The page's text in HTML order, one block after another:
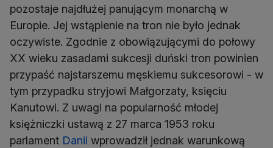
pozostaje najdłużej panującym monarchą w
Europie. Jej wstąpienie na tron nie było jednak
oczywiste. Zgodnie z obowiązującymi do połowy
XX wieku zasadami sukcesji duński tron powinien
przypaść najstarszemu męskiemu sukcesorowi - w
tym przypadku stryjowi Małgorzaty, księciu
Kanutowi. Z uwagi na popularność młodej
księżniczki ustawą z 27 marca 1953 roku
parlament Danii wprowadził jednak warunkową